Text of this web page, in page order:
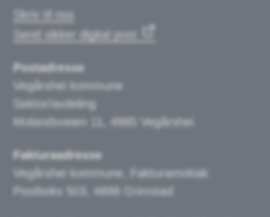
Skriv til oss
Send sikker digital post
Postadresse
Vegårshei kommune
Sektor/avdeling
Molandsveien 11, 4985 Vegårshei
Fakturaadresse
Vegårshei kommune, Fakturamottak
Postboks 503, 4898 Grimstad